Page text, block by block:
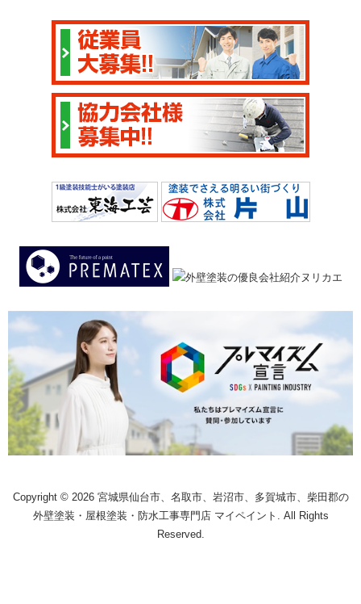
Copyright © 2026 宮城県仙台市、名取市、岩沼市、多賀城市、柴田郡の
外壁塗装・屋根塗装・防水工事専門店 マイペイント. All Rights
Reserved.